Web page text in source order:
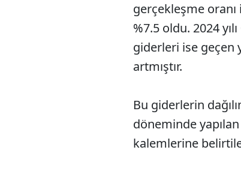
gerçekleşme oranı
%7.5 oldu. 2024
giderleri ise geçen
artmıştır.
Bu giderlerin
döneminde
kalemlerine